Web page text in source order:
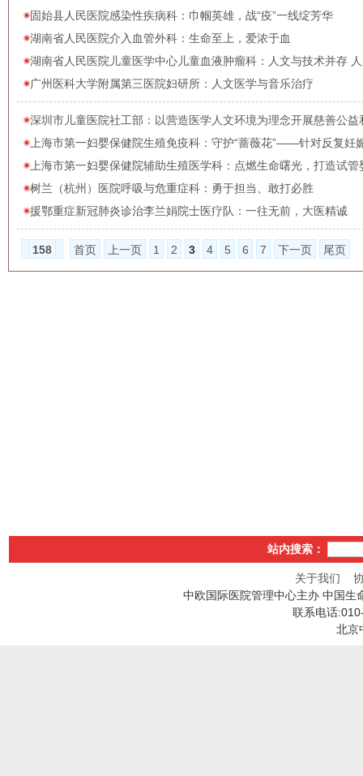
固始县人民医院感染性疾病科：巾帼英雄，战“疫”一线绽芳华
湖南省人民医院介入血管外科：生命至上，爱浓于血
湖南省人民医院儿童医学中心儿童血液肿瘤科：人文与技术并存
广州医科大学附属第三医院妇研所：人文医学与音乐治疗
深圳市儿童医院社工部：以营造医学人文环境为理念开展慈善公益
上海市第一妇婴保健院生殖免疫科：守护“蔷薇花”——针对反复妊
上海市第一妇婴保健院辅助生殖医学科：点燃生命曙光，打造试
树兰（杭州）医院呼吸与危重症科：勇于担当、敢打必胜
援鄂重症新冠肺炎诊治李兰娟院士医疗队：一往无前，大医精诚
158 首页 上一页 1 2 3 4 5 6 7 下一页 尾页
站内搜索：
关于我们
中欧国际医院管理中心主办 中国生
联系电话
北京